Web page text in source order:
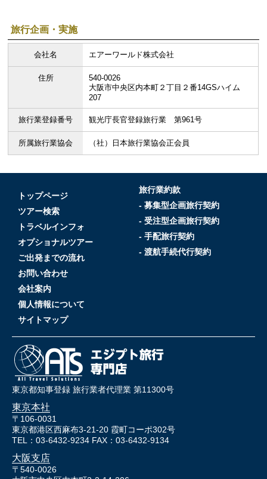
旅行企画・実施
会社名 エアーワールド株式会社
住所
540-0026
大阪市中央区内本町２丁目２番14GSハイム
207
旅行業登録番号 観光庁長官登録旅行業 第961号
所属旅行業協会 （社）日本旅行業協会正会員
トップページ
ツアー検索
トラベルインフォ
オプショナルツアー
ご出発までの流れ
お問い合わせ
会社案内
個人情報について
サイトマップ
旅行業約款
- 募集型企画旅行契約
- 受注型企画旅行契約
- 手配旅行契約
- 渡航手続代行契約
東京都知事登録 旅行業者代理業 第11300号
東京本社
〒106-0031
東京都港区西麻布3-21-20 霞町コーポ302号
TEL：03-6432-9234 FAX：03-6432-9134
大阪支店
〒540-0026